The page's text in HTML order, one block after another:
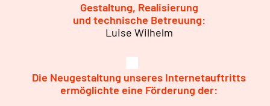
Gestaltung, Realisierung
und technische Betreuung:
Luise Wilhelm
Die Neugestaltung unseres Internetauftritts
ermöglichte eine Förderung der: